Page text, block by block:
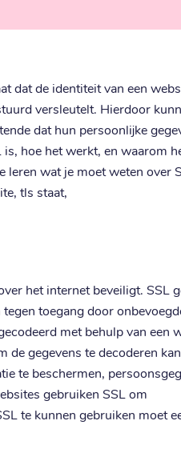
dat de identiteit van een
versleutelt. Hierdoor
dat hun persoonlijke
hoe het werkt, en waarom
wat je moet weten over
tls staat,
het internet beveiligt. SSL
toegang door
met behulp van een
gegevens te decoderen kan
te beschermen,
gebruiken SSL om
te kunnen gebruiken moet